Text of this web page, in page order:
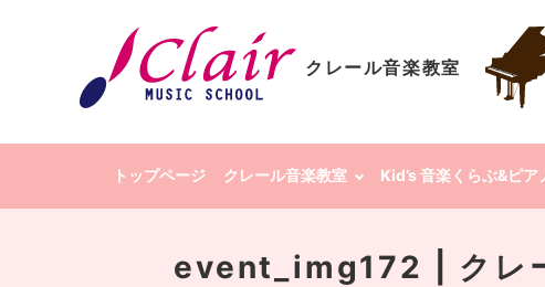
クレール音楽教室
トップページ クレール音楽教室 Kid’s 音楽くらぶ&ピア
event_img172 | クレ